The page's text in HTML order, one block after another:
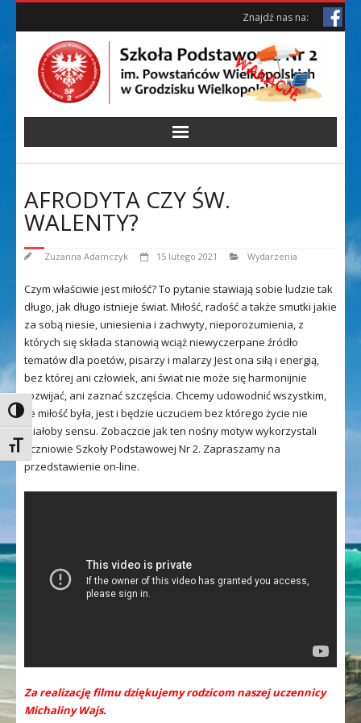
Skip
Toggle High Contrast
Toggle Font size
Skip
Znajdź nas na:
AFRODYTA CZY ŚW.
WALENTY?
Zuzanna Adamczyk 15 lutego 2021 Wydarzenia
Czym właściwie jest miłość? To pytanie stawiają sobie ludzie tak
długo, jak długo istnieje świat. Miłość, radość a także smutki jakie
za sobą niesie, uniesienia i zachwyty, nieporozumienia, z
których się składa stanowią wciąż niewyczerpane źródło
tematów dla poetów, pisarzy i malarzy Jest ona siłą i energią,
bez której ani człowiek, ani świat nie może się harmonijnie
rozwijać, ani zaznać szczęścia. Chcemy udowodnić wszystkim,
że miłość była, jest i będzie uczuciem bez którego życie nie
miałoby sensu. Zobaczcie jak ten nośny motyw wykorzystali
uczniowie Szkoły Podstawowej Nr 2. Zapraszamy na
przedstawienie on-line.
Za realizację filmu dziękujemy rodzicom naszej uczennicy
Michaliny Wajs.